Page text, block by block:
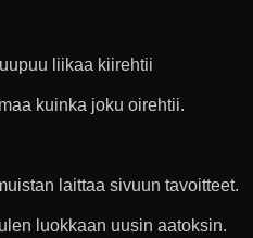
liikaa kiirehtii
kuinka joku oirehtii.
laittaa sivuun tavoitteet.
luokkaan uusin aatoksin.